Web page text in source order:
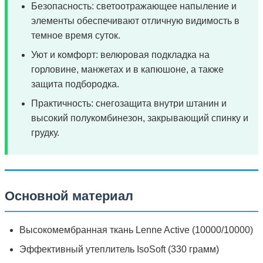
Безопасность: светоотражающее напыление и
элементы обеспечивают отличную видимость в
темное время суток.
Уют и комфорт: велюровая подкладка на
горловине, манжетах и в капюшоне, а также
защита подбородка.
Практичность: снегозащита внутри штанин и
высокий полукомбинезон, закрывающий спинку и
грудку.
Основной материал
Высокомембранная ткань Lenne Active (10000/10000)
Эффективный утеплитель IsoSoft (330 грамм)